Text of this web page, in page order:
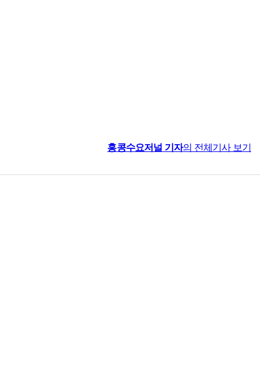
홍콩수요저널 기자의 전체기사 보기